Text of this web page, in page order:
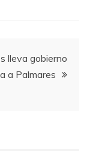
lleva gobierno
a Palmares